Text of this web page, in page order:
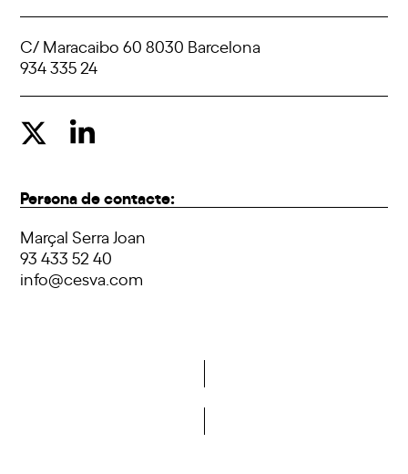
C/ Maracaibo 60 8030 Barcelona
934 335 24
Persona de contacte:
Marçal Serra Joan
93 433 52 40
info@cesva.com